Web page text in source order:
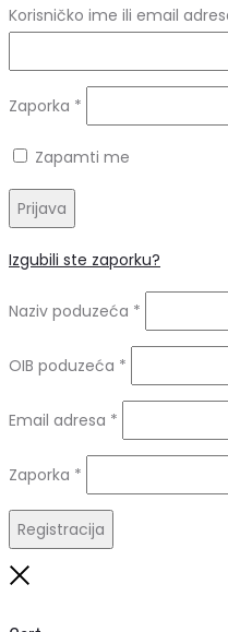
Korisničko ime ili email
Zaporka *
Zapamti me
Prijava
Izgubili ste zaporku?
Naziv poduzeća *
OIB poduzeća *
Email adresa *
Zaporka *
Registracija